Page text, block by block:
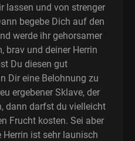
lassen und von strenger
begebe Dich auf den
werde ihr gehorsamer
brav und deiner Herrin
Du diesen gut
Dir eine Belohnung zu
ergebener Sklave, der
dann darfst du vielleicht
Frucht kosten. Sei aber
ist sehr launisch